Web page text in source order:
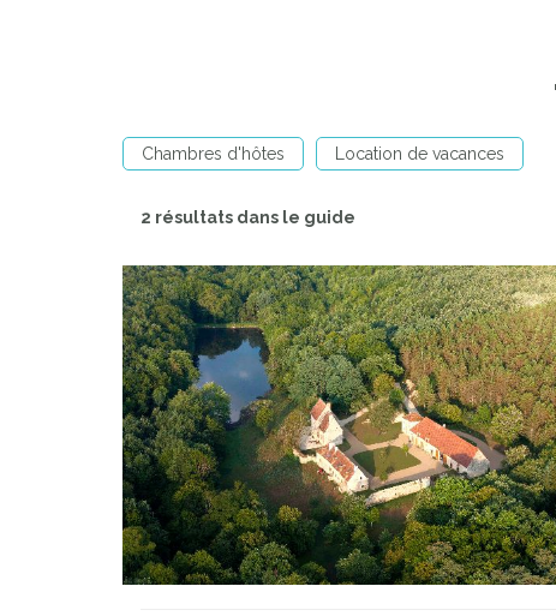
Chambres d'hôtes Location de vacances
2 résultats dans le guide